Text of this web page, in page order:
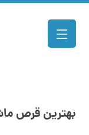
بهترین قرص